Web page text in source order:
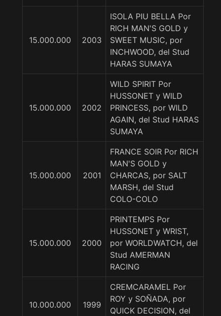
15.000.000 2003
ISOLA PIU BELLA Por
RICH MAN'S GOLD y
SWEET MUSIC, por
INCHWOOD, del Stud
HARAS SUMAYA
15.000.000 2002
WILD SPIRIT Por
HUSSONET y WILD
PRINCESS, por WILD
AGAIN, del Stud HARAS
SUMAYA
15.000.000 2001
FRANCE SOIR Por RICH
MAN'S GOLD y
CHARCAS, por SALT
MARSH, del Stud
COLO-COLO
15.000.000 2000
PRINTEMPS Por
HUSSONET y WRIST,
por WORLDWATCH, del
Stud AMERMAN
RACING
10.000.000 1999
CREMCARAMEL Por
ROY y SOÑADA, por
QUICK DECISION, del